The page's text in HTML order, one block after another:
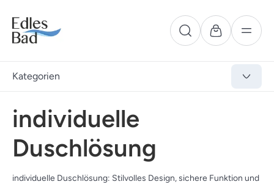
Kategorien
individuelle
Duschlösung
individuelle Duschlösung: Stilvolles Design, sichere Funktion und